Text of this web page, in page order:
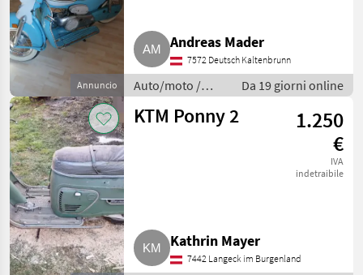
Aprilia
2
Puch
2
KTM / Husaberg
Yamaha
1
MARKETPLACE
Marketplace
Offerte dei
rivenditori
Annuncio
Andreas Mader
7572 Deutsch Kaltenbrunn
Auto/moto /
Motociclette
Da 19 giorni online
KTM Ponny 2
1.250
€
IVA
indetraibile
Kathrin Mayer
7442 Langeck im Burgenland